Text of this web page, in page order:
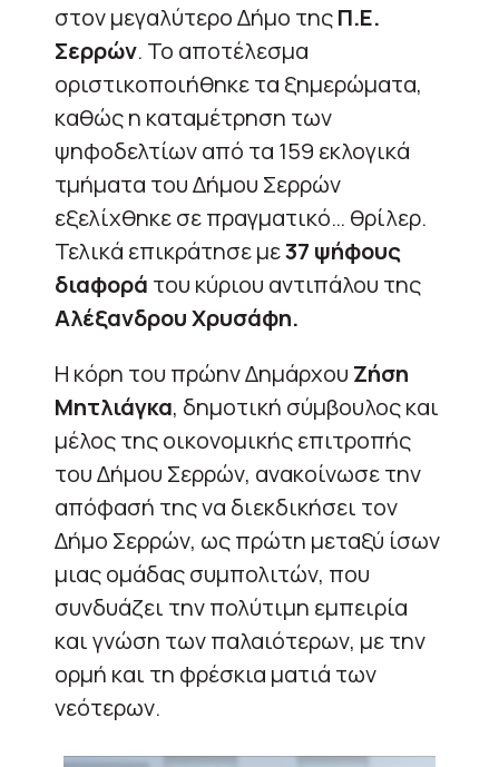
στον μεγαλύτερο Δήμο τηςΠ.Ε.
Σερρών. Το αποτέλεσμα
οριστικοποιήθηκε τα ξημερώματα,
καθώς η καταμέτρηση των
ψηφοδελτίων από τα 159 εκλογικά
τμήματα του Δήμου Σερρών
εξελίχθηκε σε πραγματικό… θρίλερ.
Τελικά επικράτησε με37 ψήφους
διαφορά του κύριου αντιπάλου της
Αλέξανδρου Χρυσάφη.
Η κόρη του πρώην Δημάρχου Ζήση
Μητλιάγκα, δημοτική σύμβουλος και
μέλος της οικονομικής επιτροπής
του Δήμου Σερρών, ανακοίνωσε την
απόφασή της να διεκδικήσει τον
Δήμο Σερρών, ως πρώτη μεταξύ ίσων
μιας ομάδας συμπολιτών, που
συνδυάζει την πολύτιμη εμπειρία
και γνώση των παλαιότερων, με την
ορμή και τη φρέσκια ματιά των
νεότερων.